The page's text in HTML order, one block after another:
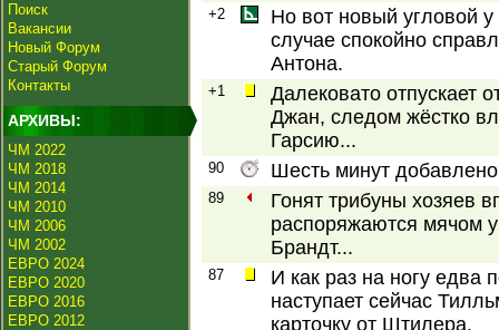
Поиск
Вакансии
Новый Форум
Старый Форум
Контакты
АРХИВЫ:
ЧМ 2022
ЧМ 2018
ЧМ 2014
ЧМ 2010
ЧМ 2006
ЧМ 2002
ЕВРО 2024
ЕВРО 2020
ЕВРО 2016
ЕВРО 2012
+2
Но вот новый угловой
случае спокойно
Антона.
+1
Далековато отпускает
Джан, следом жёстко
Гарсию...
90 Шесть минут
89
Гонят трибуны хозяев
распоряжаются мячом
Брандт...
87
И как раз на ногу едва
наступает сейчас
карточку от Штилера.